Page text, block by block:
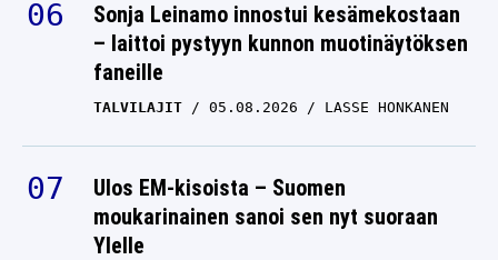
Sonja Leinamo innostui kesämekostaan
– laittoi pystyyn kunnon muotinäytöksen
faneille
TALVILAJIT 05.08.2026 LASSE HONKANEN
Ulos EM-kisoista – Suomen
moukarinainen sanoi sen nyt suoraan
Ylelle